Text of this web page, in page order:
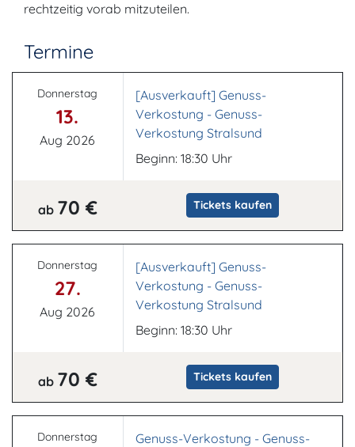
rechtzeitig vorab mitzuteilen.
Termine
Donnerstag
13.
Aug 2026
[Ausverkauft] Genuss-
Verkostung - Genuss-
Verkostung Stralsund
Beginn: 18:30 Uhr
ab 70 € Tickets kaufen
Donnerstag
27.
Aug 2026
[Ausverkauft] Genuss-
Verkostung - Genuss-
Verkostung Stralsund
Beginn: 18:30 Uhr
ab 70 € Tickets kaufen
Donnerstag
Genuss-Verkostung - Genuss-